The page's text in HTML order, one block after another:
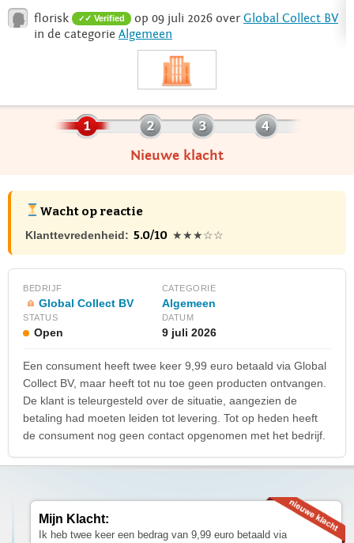
Login
florisk ✓ Verified op 09 juli 2026 overGlobal Collect BV
in de categorie Algemeen
Nieuwe klacht
Wacht op reactie
Klanttevredenheid: 5.0/10 ★★★☆☆
BEDRIJF
Global Collect BV
CATEGORIE
Algemeen
STATUS
Open
DATUM
9 juli 2026
Een consument heeft twee keer 9,99 euro betaald via Global
Collect BV, maar heeft tot nu toe geen producten ontvangen.
De klant is teleurgesteld over de situatie, aangezien de
betaling had moeten leiden tot levering. Tot op heden heeft
de consument nog geen contact opgenomen met het bedrijf.
Mijn Klacht:
Ik heb twee keer een bedrag van 9,99 euro betaald via